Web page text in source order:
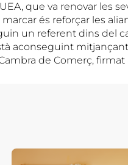
que va renovar les
és reforçar les
un referent dins del
aconseguint
de Comerç, firmat